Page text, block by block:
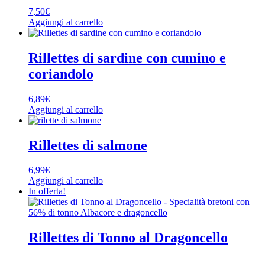
7,50€
Aggiungi al carrello
Rillettes di sardine con cumino e
coriandolo
6,89€
Aggiungi al carrello
Rillettes di salmone
6,99€
Aggiungi al carrello
In offerta!
Rillettes di Tonno al Dragoncello